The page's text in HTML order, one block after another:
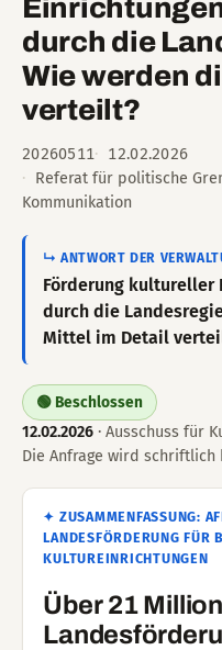
durch die
Wie werden
verteilt?
20260511
12.02.2026
Referat für politische
Kommunikation
↳ ANTWORT DER
Förderung kultureller
durch die
Mittel im Detail
🟢 Beschlossen
12.02.2026 · Ausschuss für
Die Anfrage wird schriftlich
✦ ZUSAMMENFASSUNG:
LANDESFÖRDERUNG FÜR
KULTUREINRICHTUNGEN
Über 21